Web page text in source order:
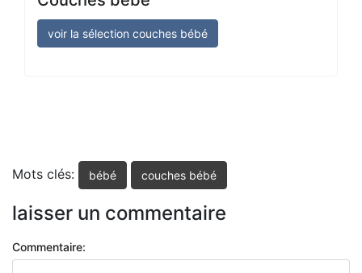
voir la sélection couches bébé
Mots clés: bébé couches bébé
laisser un commentaire
Commentaire: